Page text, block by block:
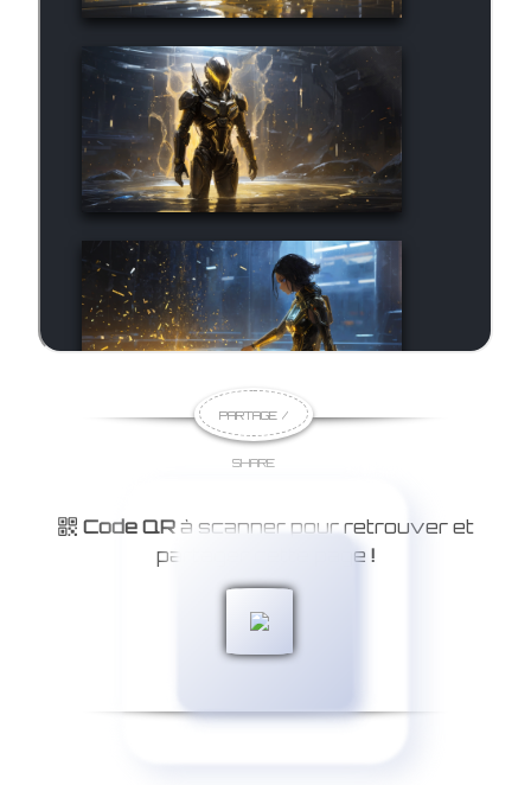
PARTAGE /
SHARE
Code QR à scanner pour retrouver et
partager cette page !